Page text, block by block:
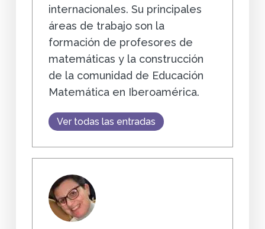
internacionales. Su principales
áreas de trabajo son la
formación de profesores de
matemáticas y la construcción
de la comunidad de Educación
Matemática en Iberoamérica.
Ver todas las entradas